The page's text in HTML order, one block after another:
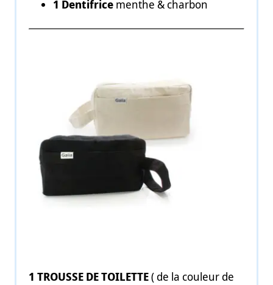
1 Dentifrice menthe & charbon
1 TROUSSE DE TOILETTE( de la couleur de